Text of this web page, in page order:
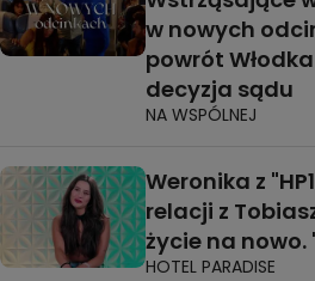
w nowych
powrót
decyzja sądu
NA WSPÓLNEJ
Weronika z
relacji z
życie na nowo.
HOTEL PARADISE